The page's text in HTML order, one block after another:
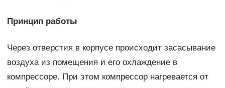
Принцип работы
Через отверстия в корпусе происходит засасывание
воздуха из помещения и его охлаждение в
компрессоре. При этом компрессор нагревается от